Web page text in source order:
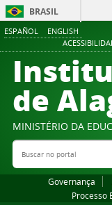
ESPAÑOL ENGLISH
BRASIL
de
MINISTÉRIO DA
Buscar no portal
Governança
Processo